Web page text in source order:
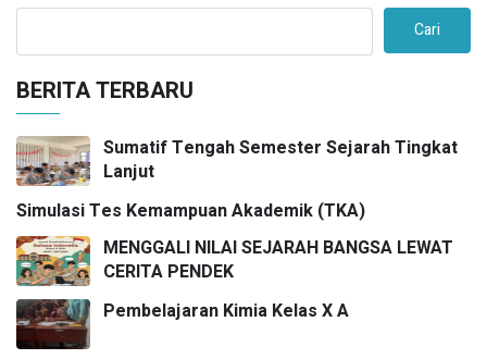
Cari
BERITA TERBARU
Sumatif Tengah Semester Sejarah Tingkat
Lanjut
Simulasi Tes Kemampuan Akademik (TKA)
MENGGALI NILAI SEJARAH BANGSA LEWAT
CERITA PENDEK
Pembelajaran Kimia Kelas X A